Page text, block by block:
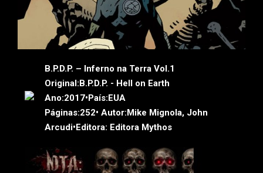
B.P.D.P. – Inferno na Terra Vol.1
Original:B.P.D.P. - Hell on Earth
Ano:2017•País:EUA
Páginas:252• Autor:Mike Mignola, John
Arcudi•Editora: Editora Mythos